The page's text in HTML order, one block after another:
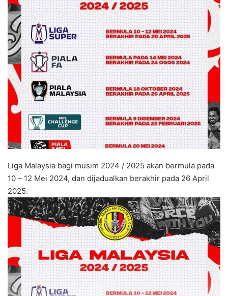
d
a
n
e
m
a
i
l
Liga Malaysia bagi musim 2024 / 2025 akan bermula pada
10 – 12 Mei 2024, dan dijadualkan berakhir pada 26 April
2025.